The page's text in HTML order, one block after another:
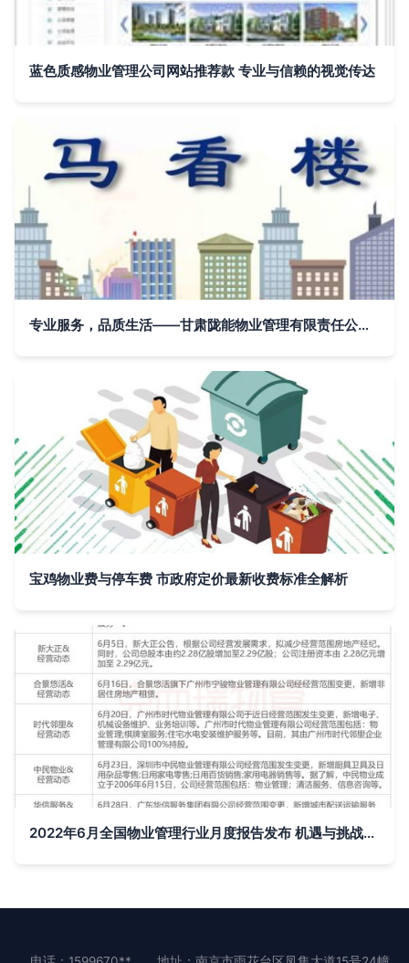
蓝色质感物业管理公司网站推荐款 专业与信赖的视觉传达
专业服务，品质生活——甘肃陇能物业管理有限责任公司物业管理实践
宝鸡物业费与停车费 市政府定价最新收费标准全解析
2022年6月全国物业管理行业月度报告发布 机遇与挑战并存